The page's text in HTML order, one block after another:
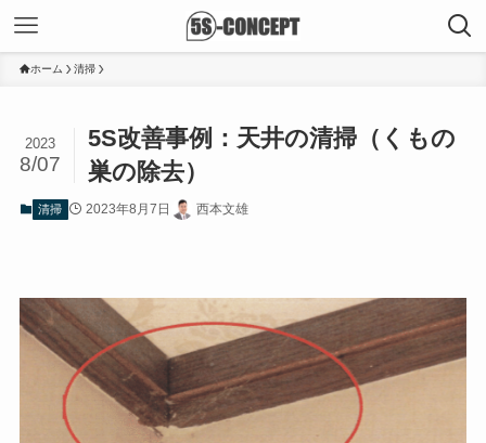
ホーム 清掃
5S改善事例：天井の清掃（くもの
巣の除去）
2023
8/07
清掃 2023年8月7日 西本文雄